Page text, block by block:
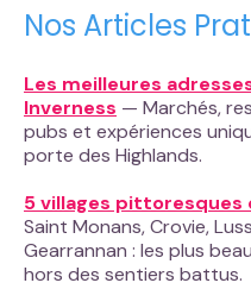
Nos Articles
Les meilleures
Inverness — Marchés,
pubs et expériences
porte des Highlands.
5 villages pittoresques
Saint Monans, Crovie,
Gearrannan : les plus
hors des sentiers battus.